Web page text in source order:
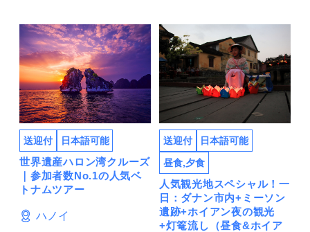
送迎付 日本語可能
世界遺産ハロン湾クルーズ
｜参加者数No.1の人気ベ
トナムツアー
ハノイ
送迎付
日本語可能
昼食,夕食
人気観光地スペシャル！一
日：ダナン市内+ミーソン
遺跡+ホイアン夜の観光
+灯篭流し（昼食&ホイア